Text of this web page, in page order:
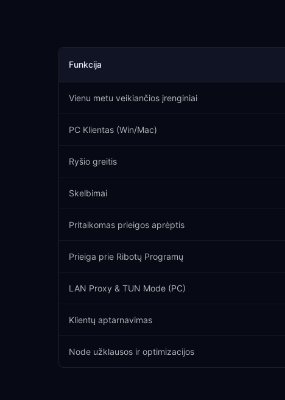
Funkcija
Vienu metu veikiančios įrenginiai
PC Klientas (Win/Mac)
Ryšio greitis
Skelbimai
Pritaikomas prieigos aprėptis
Prieiga prie Ribotų Programų
LAN Proxy & TUN Mode (PC)
Klientų aptarnavimas
Node užklausos ir optimizacijos